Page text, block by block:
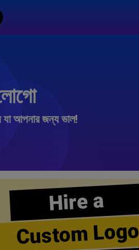
আপনার জন্য ভাল!
Hire a
Custom Logo